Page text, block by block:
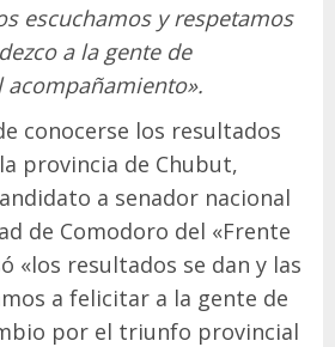
escuchamos y respetamos
a la gente de
conocerse los resultados
provincia de Chubut,
a senador nacional
de Comodoro del «Frente
«los resultados se dan y las
a felicitar a la gente de
por el triunfo provincial